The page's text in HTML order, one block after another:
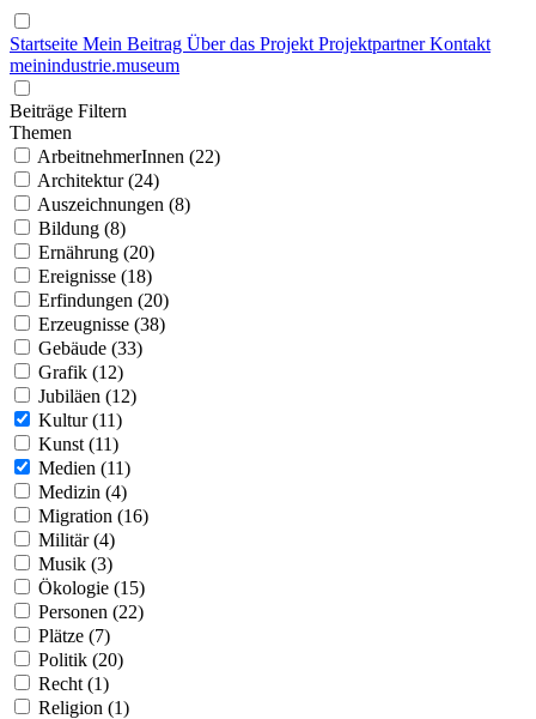
Startseite Mein Beitrag Über das Projekt ProjektpartnerKontakt
meinindustrie.museum
Beiträge Filtern
Themen
ArbeitnehmerInnen (22)
Architektur (24)
Auszeichnungen (8)
Bildung (8)
Ernährung (20)
Ereignisse (18)
Erfindungen (20)
Erzeugnisse (38)
Gebäude (33)
Grafik (12)
Jubiläen (12)
Kultur (11)
Kunst (11)
Medien (11)
Medizin (4)
Migration (16)
Militär (4)
Musik (3)
Ökologie (15)
Personen (22)
Plätze (7)
Politik (20)
Recht (1)
Religion (1)